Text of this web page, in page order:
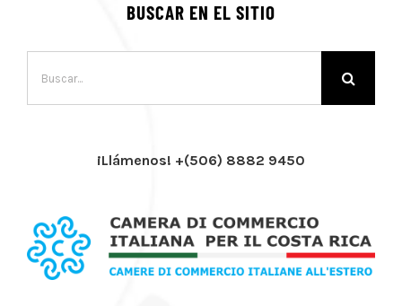
BUSCAR EN EL SITIO
¡Llámenos! +(506) 8882 9450